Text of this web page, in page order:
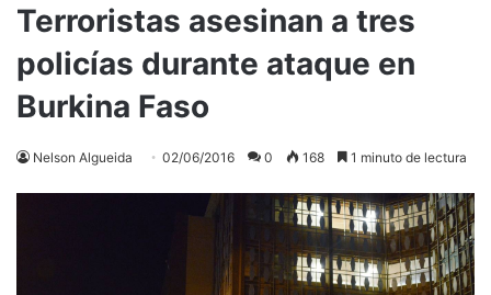
Terroristas asesinan a tres
policías durante ataque en
Burkina Faso
Nelson Algueida 02/06/2016 0 168 1 minuto de lectura